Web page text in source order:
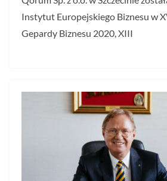
Instytut Europejskiego Biznesu w
Gepardy Biznesu 2020, XIII